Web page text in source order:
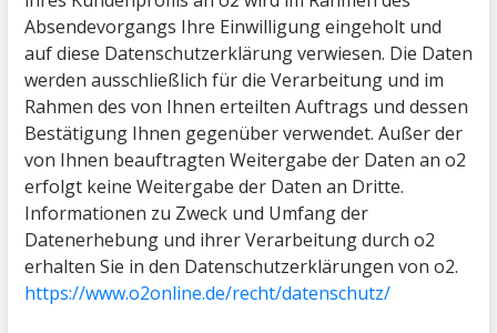
Absendevorgangs Ihre Einwilligung eingeholt und
auf diese Datenschutzerklärung verwiesen. Die Daten
werden ausschließlich für die Verarbeitung und im
Rahmen des von Ihnen erteilten Auftrags und dessen
Bestätigung Ihnen gegenüber verwendet. Außer der
von Ihnen beauftragten Weitergabe der Daten an o2
erfolgt keine Weitergabe der Daten an Dritte.
Informationen zu Zweck und Umfang der
Datenerhebung und ihrer Verarbeitung durch o2
erhalten Sie in den Datenschutzerklärungen von o2.
https://www.o2online.de/recht/datenschutz/